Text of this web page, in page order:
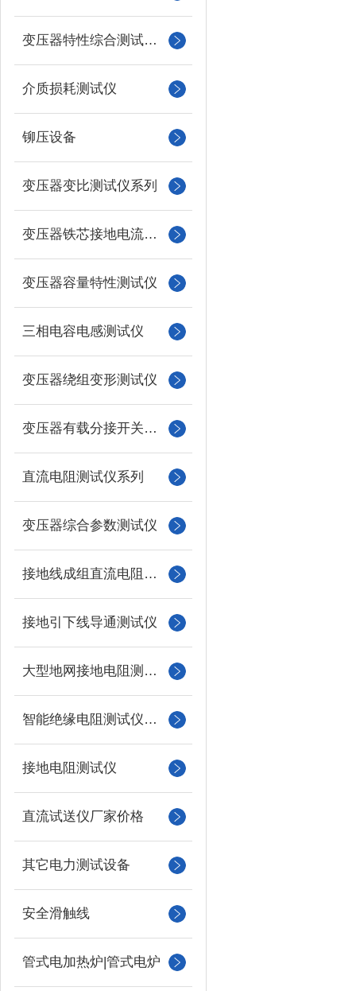
变压器特性综合测试台系列
介质损耗测试仪
铆压设备
变压器变比测试仪系列
变压器铁芯接地电流测试仪
变压器容量特性测试仪
三相电容电感测试仪
变压器绕组变形测试仪
变压器有载分接开关测试仪
直流电阻测试仪系列
变压器综合参数测试仪
接地线成组直流电阻测试仪
接地引下线导通测试仪
大型地网接地电阻测试仪
智能绝缘电阻测试仪（兆欧表）
接地电阻测试仪
直流试送仪厂家价格
其它电力测试设备
安全滑触线
管式电加热炉|管式电炉